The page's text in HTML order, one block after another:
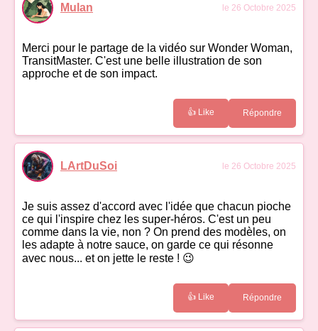
Mulan le 26 Octobre 2025
Merci pour le partage de la vidéo sur Wonder Woman,
TransitMaster. C'est une belle illustration de son
approche et de son impact.
👍 Like Répondre
LArtDuSoi le 26 Octobre 2025
Je suis assez d'accord avec l'idée que chacun pioche
ce qui l'inspire chez les super-héros. C'est un peu
comme dans la vie, non ? On prend des modèles, on
les adapte à notre sauce, on garde ce qui résonne
avec nous... et on jette le reste ! 😉
👍 Like Répondre